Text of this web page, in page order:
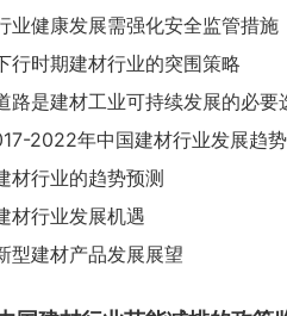
业健康发展需强化安全监管措施
行时期建材行业的突围策略
路是建材工业可持续发展的必要
2022年中国建材行业发展趋
材行业的趋势预测
材行业发展机遇
型建材产品发展展望